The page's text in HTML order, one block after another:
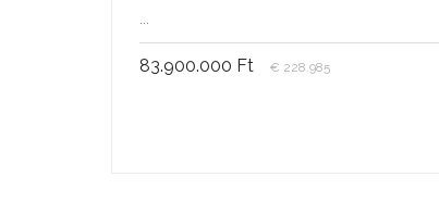
...
83.900.000 Ft € 228.985